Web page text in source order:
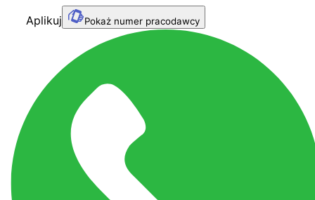
Aplikuj Pokaż numer pracodawcy